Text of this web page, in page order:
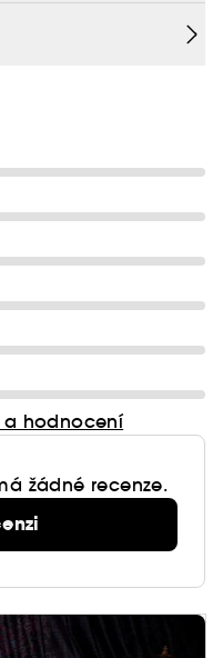
festive season.
a hodnocení
žádné recenze.